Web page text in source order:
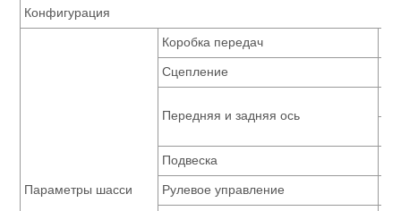
Конфигурация
Параметры шасси
Коробка передач
Сцепление
Передняя и задняя ось
Подвеска
Рулевое управление